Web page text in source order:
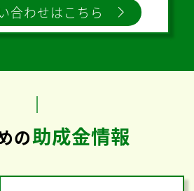
合わせはこちら
の助成金情報